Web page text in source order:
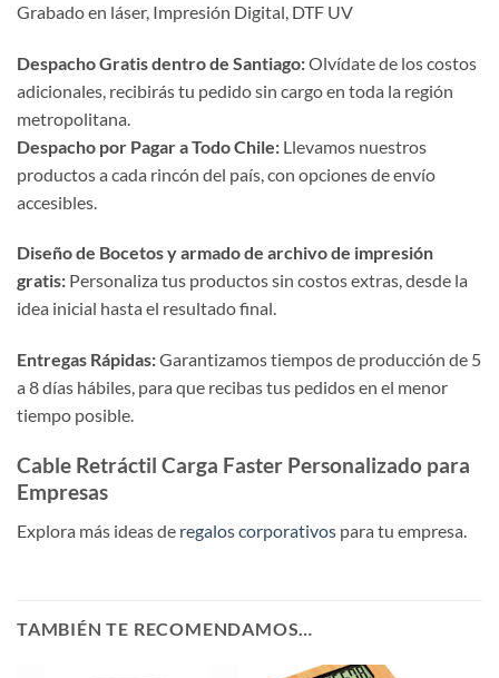
Grabado en láser, Impresión Digital, DTF UV
Despacho Gratis dentro de Santiago:Olvídate de los costos
adicionales, recibirás tu pedido sin cargo en toda la región
metropolitana.
Despacho por Pagar a Todo Chile: Llevamos nuestros
productos a cada rincón del país, con opciones de envío
accesibles.
Diseño de Bocetos y armado de archivo de impresión
gratis: Personaliza tus productos sin costos extras, desde la
idea inicial hasta el resultado final.
Entregas Rápidas:Garantizamos tiempos de producción de 5
a 8 días hábiles, para que recibas tus pedidos en el menor
tiempo posible.
Cable Retráctil Carga Faster Personalizado para
Empresas
Explora más ideas de regalos corporativos para tu empresa.
TAMBIÉN TE RECOMENDAMOS…